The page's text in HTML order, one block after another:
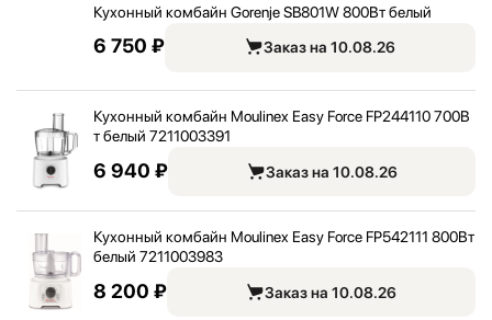
Кухонный комбайн Gorenje SB801W 800Вт белый
6 750 ₽ Заказ на 10.08.26
Кухонный комбайн Moulinex Easy Force FP244110 700В
т белый 7211003391
6 940 ₽ Заказ на 10.08.26
Кухонный комбайн Moulinex Easy Force FP542111 800Вт
белый 7211003983
8 200 ₽ Заказ на 10.08.26